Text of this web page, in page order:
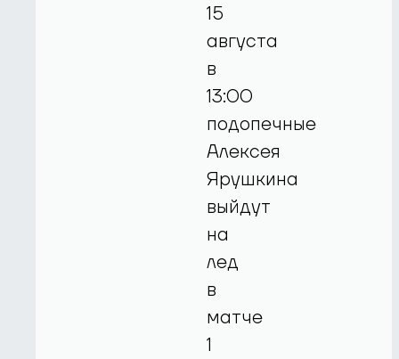
15
августа
в
13:00
подопечные
Алексея
Ярушкина
выйдут
на
лед
в
матче
1